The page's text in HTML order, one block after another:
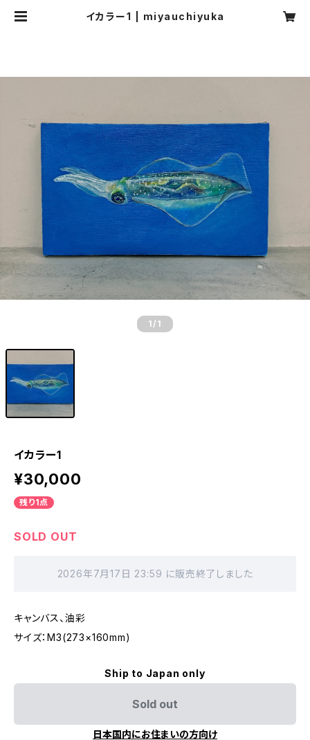
イカラー1 | miyauchiyuka
1 /1
イカラー1
¥30,000
残り1点
SOLD OUT
2026年7月17日 23:59 に販売終了しました
キャンバス、油彩
サイズ：M3(273×160mm)
Ship to Japan only
Sold out
日本国内にお住まいの方向け